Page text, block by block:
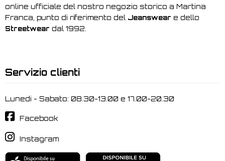
online ufficiale del nostro negozio storico a Martina
Franca, punto di riferimento del Jeanswear e dello
Streetwear dal 1992.
Servizio clienti
Lunedi - Sabato: 08.30-13.00 e 17.00-20.30
Facebook
Instagram